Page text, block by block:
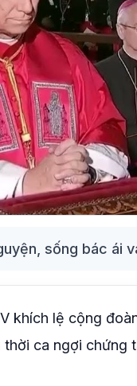
sống bác ái
khích lệ cộng
ca ngợi chứng